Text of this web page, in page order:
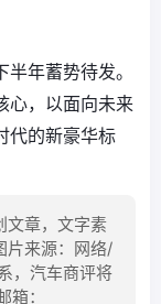
年蓄势待发。
心，以面向未来
代的新豪华标
文章，文字素
片来源：网络/
，汽车商评将
：